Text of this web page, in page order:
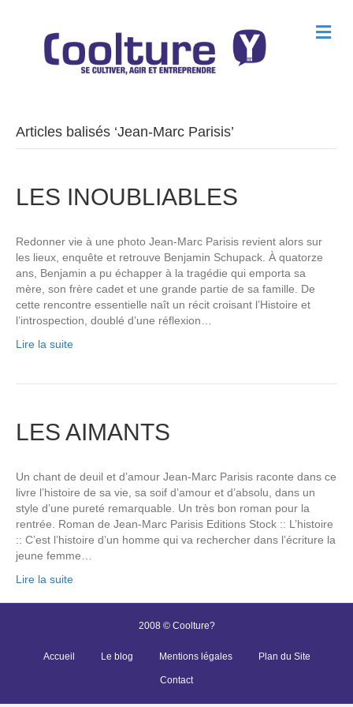
M
e
Articles balisés ‘Jean-Marc Parisis’
LES INOUBLIABLES
Redonner vie à une photo Jean-Marc Parisis revient alors sur
les lieux, enquête et retrouve Benjamin Schupack. À quatorze
ans, Benjamin a pu échapper à la tragédie qui emporta sa
mère, son frère cadet et une grande partie de sa famille. De
cette rencontre essentielle naît un récit croisant l’Histoire et
l’introspection, doublé d’une réflexion…
Lire la suite
LES AIMANTS
Un chant de deuil et d’amour Jean-Marc Parisis raconte dans ce
livre l’histoire de sa vie, sa soif d’amour et d’absolu, dans un
style d’une pureté remarquable. Un très bon roman pour la
rentrée. Roman de Jean-Marc Parisis Editions Stock :: L’histoire
:: C’est l’histoire d’un homme qui va rechercher dans l’écriture la
jeune femme…
Lire la suite
2008 © Coolture?
Accueil Le blog Mentions légales Plan du Site
Contact